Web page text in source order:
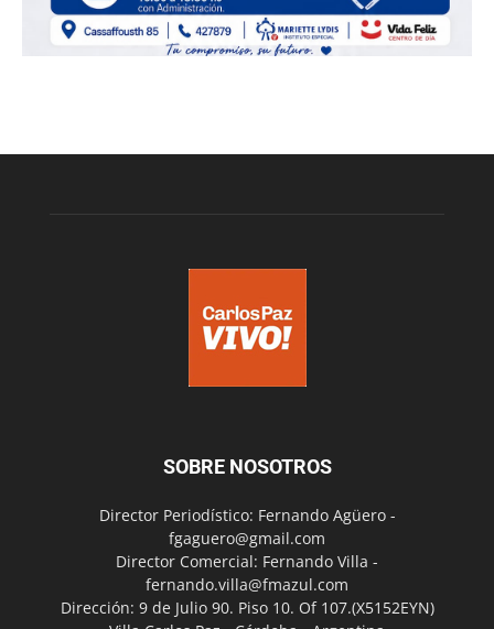
SOBRE NOSOTROS
Director Periodístico: Fernando Agüero -
fgaguero@gmail.com
Director Comercial: Fernando Villa -
fernando.villa@fmazul.com
Dirección: 9 de Julio 90. Piso 10. Of 107.(X5152EYN)